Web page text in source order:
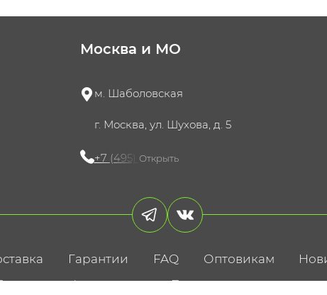
Москва и МО
м. Шаболовская
г. Москва, ул. Шухова, д. 5
+7 (495) 721-60-15
Открыть
Гарантии FAQ Оптовикам
конфиденциальностиПользовательское